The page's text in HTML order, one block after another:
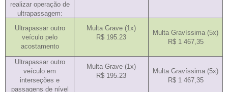
realizar operação de
ultrapassagem:
Ultrapassar outro
veículo pelo
acostamento
Multa Grave (1x)
R$ 195.23
Multa Gravíssima (5x)
R$ 1 467,35
Ultrapassar outro
veículo em
interseções e
passagens de nível
Multa Grave (1x)
R$ 195.23
Multa Gravíssima (5x)
R$ 1 467,35